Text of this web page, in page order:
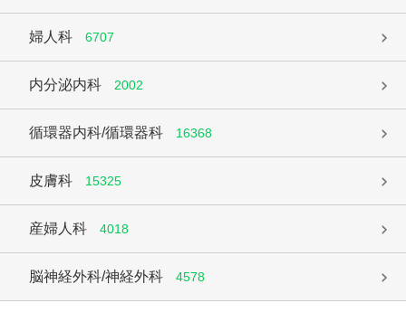
婦人科 6707
内分泌内科 2002
循環器内科/循環器科 16368
皮膚科 15325
産婦人科 4018
脳神経外科/神経外科 4578